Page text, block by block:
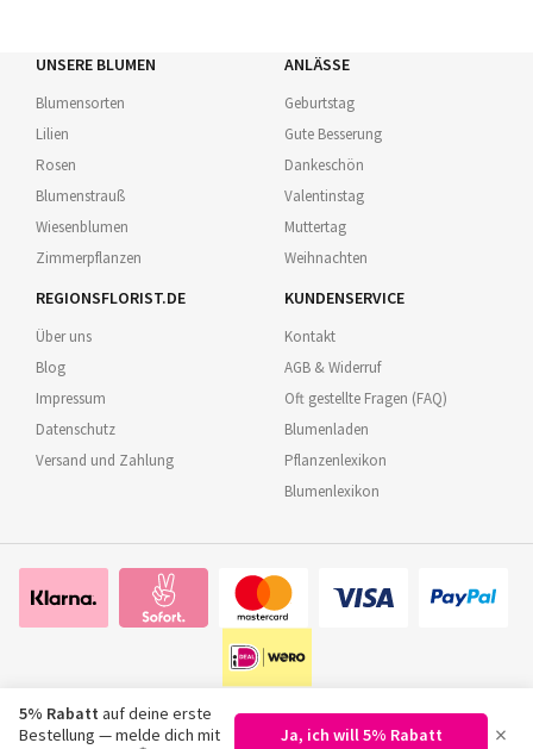
UNSERE BLUMEN
Blumensorten
Lilien
Rosen
Blumenstrauß
Wiesenblumen
Zimmerpflanzen
ANLÄSSE
Geburtstag
Gute Besserung
Dankeschön
Valentinstag
Muttertag
Weihnachten
REGIONSFLORIST.DE
Über uns
Blog
Impressum
Datenschutz
Versand und Zahlung
KUNDENSERVICE
Kontakt
AGB & Widerruf
Oft gestellte Fragen (FAQ)
Blumenladen
Pflanzenlexikon
Blumenlexikon
5% Rabatt auf deine erste
Bestellung — melde dich mit
Ja, ich will 5% Rabatt ×